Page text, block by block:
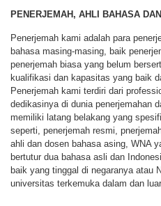
PENERJEMAH, AHLI BAHASA
Penerjemah kami adalah para
bahasa masing-masing, baik
penerjemah biasa yang belum
kualifikasi dan kapasitas yang baik
Penerjemah kami terdiri dari
dedikasinya di dunia penerjemahan
memiliki latang belakang yang
seperti, penerjemah resmi,
ahli dan dosen bahasa asing, WNA
bertutur dua bahasa asli dan
baik yang tinggal di negaranya atau
universitas terkemuka dalam dan luar